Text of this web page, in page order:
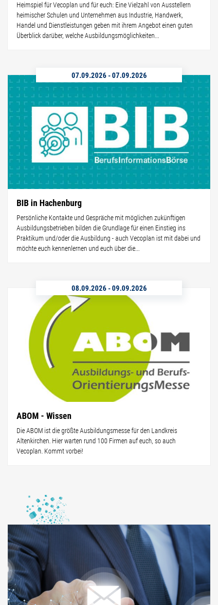
Heimspiel für Vecoplan und für euch: Eine Vielzahl von Ausstellern
heimischer Schulen und Unternehmen aus Industrie, Handwerk,
Handel und Dienstleistungen geben mit ihrem Angebot einen guten
Überblick darüber, welche Ausbildungsmöglichkeiten...
07.09.2026 -07.09.2026
BIB in Hachenburg
Persönliche Kontakte und Gespräche mit möglichen zukünftigen
Ausbildungsbetrieben bilden die Grundlage für einen Einstieg ins
Praktikum und/oder die Ausbildung - auch Vecoplan ist mit dabei und
möchte euch kennenlernen und euch über die...
08.09.2026 -09.09.2026
ABOM - Wissen
Die ABOM ist die größte Ausbildungsmesse für den Landkreis
Altenkirchen. Hier warten rund 100 Firmen auf euch, so auch
Vecoplan. Kommt vorbei!